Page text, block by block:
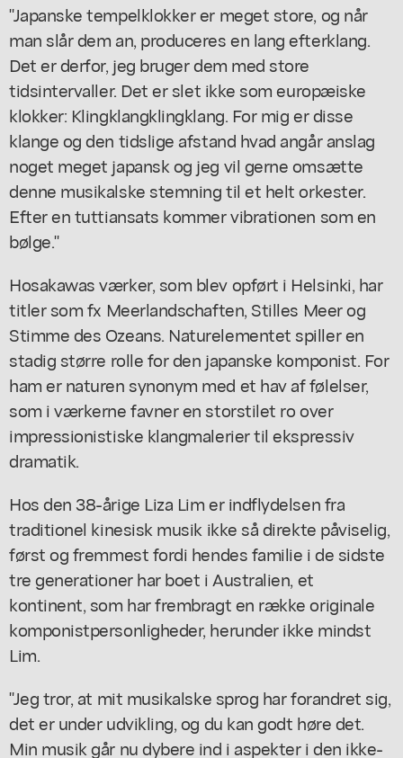
"Japanske tempelklokker er meget store, og når
man slår dem an, produceres en lang efterklang.
Det er derfor, jeg bruger dem med store
tidsintervaller. Det er slet ikke som europæiske
klokker: Klingklangklingklang. For mig er disse
klange og den tidslige afstand hvad angår anslag
noget meget japansk og jeg vil gerne omsætte
denne musikalske stemning til et helt orkester.
Efter en tuttiansats kommer vibrationen som en
bølge."
Hosakawas værker, som blev opført i Helsinki, har
titler som fx Meerlandschaften, Stilles Meer og
Stimme des Ozeans. Naturelementet spiller en
stadig større rolle for den japanske komponist. For
ham er naturen synonym med et hav af følelser,
som i værkerne favner en storstilet ro over
impressionistiske klangmalerier til ekspressiv
dramatik.
Hos den 38-årige Liza Lim er indflydelsen fra
traditionel kinesisk musik ikke så direkte påviselig,
først og fremmest fordi hendes familie i de sidste
tre generationer har boet i Australien, et
kontinent, som har frembragt en række originale
komponistpersonligheder, herunder ikke mindst
Lim.
"Jeg tror, at mit musikalske sprog har forandret sig,
det er under udvikling, og du kan godt høre det.
Min musik går nu dybere ind i aspekter i den ikke-